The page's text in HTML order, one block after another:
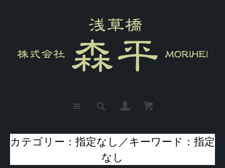
カテゴリー：指定なし／キーワード：指定
なし